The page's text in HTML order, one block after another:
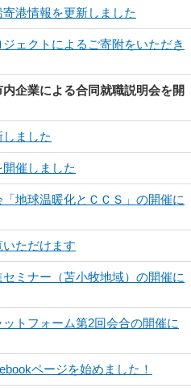
港情報を更新しました
ェクトによるご寄附をいただき
内企業による合同就職説明会を開
しました
催しました
地球温暖化とＣＣＳ」の開催に
ただけます
ミナー（苫小牧地域）の開催に
トフォーム第2回会合の開催に
ページを始めました！